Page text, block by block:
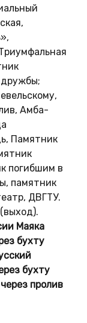
дружбы;
Амба-
Памятник
погибшим в
памятник
ДВГТУ.
Маяка
бухту
бухту
пролив